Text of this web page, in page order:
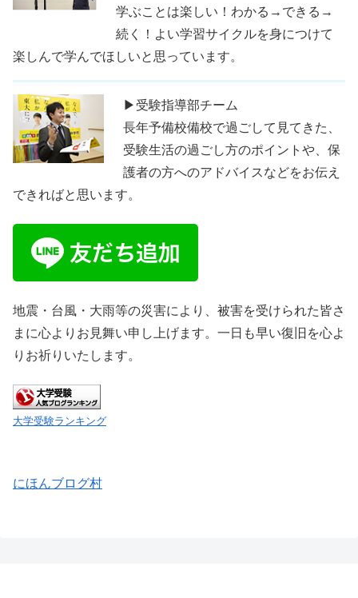
学ぶことは楽しい！わかる→できる→
続く！よい学習サイクルを身につけて
楽しんで学んでほしいと思っています。
▶受験指導部チーム
長年予備校備校で過ごして見てきた、
受験生活の過ごし方のポイントや、保
護者の方へのアドバイスなどをお伝え
できればと思います。
地震・台風・大雨等の災害により、被害を受けられた皆さ
まに心よりお見舞い申し上げます。一日も早い復旧を心よ
りお祈りいたします。
大学受験ランキング
にほんブログ村